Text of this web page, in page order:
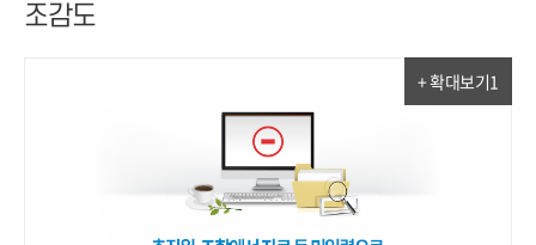
조감도
+ 확대보기1